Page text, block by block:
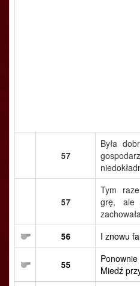
57
Była
57
Tym
grę, ale
56
I znowu
55
Miedź